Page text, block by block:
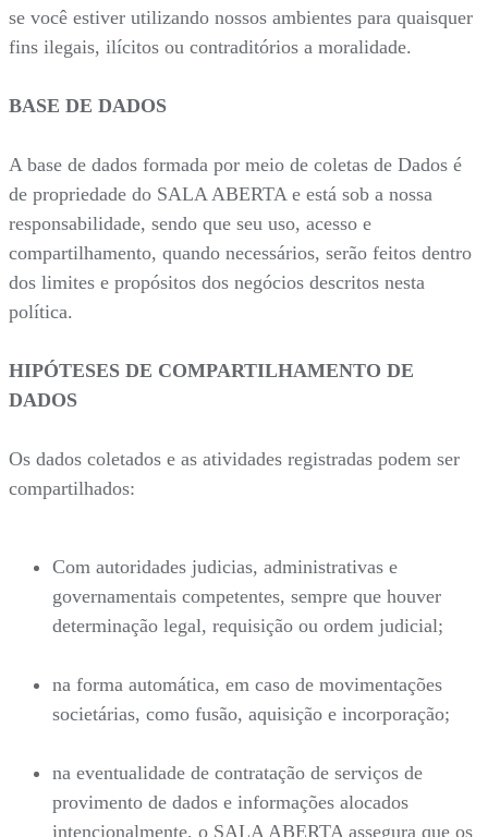
se você estiver utilizando nossos ambientes para quaisquer
fins ilegais, ilícitos ou contraditórios a moralidade.
BASE DE DADOS
A base de dados formada por meio de coletas de Dados é
de propriedade do SALA ABERTA e está sob a nossa
responsabilidade, sendo que seu uso, acesso e
compartilhamento, quando necessários, serão feitos dentro
dos limites e propósitos dos negócios descritos nesta
política.
HIPÓTESES DE COMPARTILHAMENTO DE
DADOS
Os dados coletados e as atividades registradas podem ser
compartilhados:
Com autoridades judicias, administrativas e
governamentais competentes, sempre que houver
determinação legal, requisição ou ordem judicial;
na forma automática, em caso de movimentações
societárias, como fusão, aquisição e incorporação;
na eventualidade de contratação de serviços de
provimento de dados e informações alocados
intencionalmente, o SALA ABERTA assegura que os